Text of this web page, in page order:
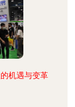
机遇与变革